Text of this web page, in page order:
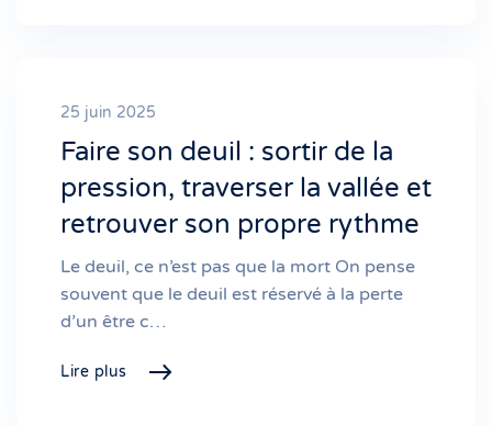
25 juin 2025
Faire son deuil : sortir de la
pression, traverser la vallée et
retrouver son propre rythme
Le deuil, ce n’est pas que la mort On pense
souvent que le deuil est réservé à la perte
d’un être c…
Lire plus